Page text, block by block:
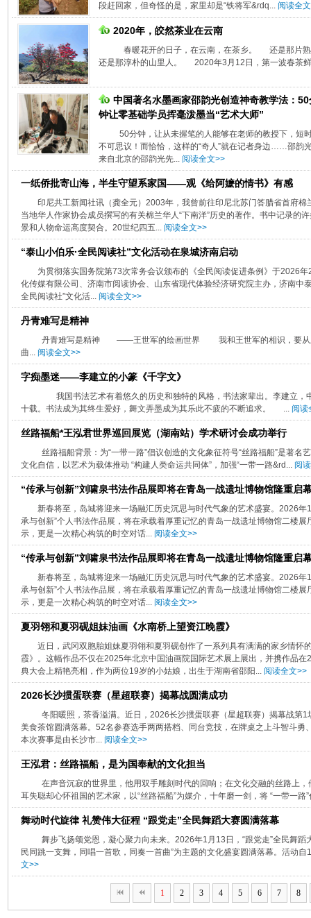
段赶回家，但奇怪的是，家里却是“铁将军&rdq... 阅读全
2020年，皎然茶业在云南
春暖花开的日子，在云南，在茶乡。 还是那片熟
还是那淳朴的山里人。 2020年3月12日，第一波春茶
中国著名水墨画家邵韵光创造神奇教学法：50
钟让零基础学员挥毫泼墨当“艺术大师”
50分钟，让从未握笔的人能够在老师的教授下，短
不可思议！而恰恰，这样的“奇人”就在记者身边……邵韵
来自北京的邵韵光先... 阅读全文>>
一纸侨批寄山海，半生守望系家国——观《给阿嬷的情书》有感
印尼共工新闻社讯（龚全元）2003年，我曾前往印尼北苏门答腊省首府
当地华人作家协会成员撰写的有关棉兰华人“下南洋”历史的著作。书中记录的
景和人物命运高度契合。20世纪四五... 阅读全文>>
“泰山小伯乐·全民阅读社”文化活动在泉城济南启动
为贯彻落实国务院第73次常务会议颁布的《全民阅读促进条例》于2026
化传媒有限公司、济南市阅读协会、山东省现代体验经济研究院主办，济南中
全民阅读社”文化活... 阅读全文>>
丹青难写是精神
丹青难写是精神 ——王世军的绘画世界 我和王世军的相识，要从上
曲... 阅读全文>>
字痴墨迷——李建立的小篆《千字文》
我国书法艺术有着悠久的历史和独特的风格，书法家辈出。李建立，
十载。书法成为其终生爱好，舞文弄墨成为其乐此不疲的不断追求。 ... 阅读
丝路福船*王泓君世界巡回展览（湖南站）学术研讨会成功举行
丝路福船背景：为“一带一路”倡议创造的文化象征符号“丝路福船”是著名
文化自信，以艺术为载体推动 “构建人类命运共同体”，加强“一带一路&rd... 阅
“传承与创新”刘啸泉书法作品展即将在青岛一战遗址博物馆隆重启
新春将至，岛城将迎来一场融汇历史沉思与时代气象的艺术盛宴。2026
承与创新”个人书法作品展，将在承载着厚重记忆的青岛一战遗址博物馆二楼
示，更是一次精心构筑的时空对话... 阅读全文>>
“传承与创新”刘啸泉书法作品展即将在青岛一战遗址博物馆隆重启
新春将至，岛城将迎来一场融汇历史沉思与时代气象的艺术盛宴。2026
承与创新”个人书法作品展，将在承载着厚重记忆的青岛一战遗址博物馆二楼
示，更是一次精心构筑的时空对话... 阅读全文>>
夏羽翎和夏羽砚姐妹油画《水南桥上望资江晚霞》
近日，武冈双胞胎姐妹夏羽翎和夏羽砚创作了一系列具有满满的家乡情怀
霞》。这幅作品不仅在2025年北京中国油画院国际艺术展上展出，并携作品
典大会上精艳亮相，作为两位19岁的小姑娘，出生于湖南省邵阳... 阅读全文>>
2026长沙掼蛋联赛（星超联赛）揭幕战圆满成功
冬阳暖照，茶香溢满。近日，2026长沙掼蛋联赛（星超联赛）揭幕战第1
美食茶馆圆满落幕。52名参赛选手两两搭档、同台竞技，在牌桌之上斗智斗勇
本次赛事是由长沙市... 阅读全文>>
王泓君：丝路福船，是为国奉献的文化担当
在声音沉寂的世界里，他用双手雕刻时代的回响；在文化交融的丝路上
耳失聪却心怀祖国的艺术家，以“丝路福船”为媒介，十年磨一剑，将 “一带一路
舞动时代旋律 礼赞伟大征程 “跟党走”全民舞蹈大赛圆满落幕
舞步飞扬颂党恩，凝心聚力向未来。2026年1月13日，“跟党走”全民舞
民同跳一支舞，同唱一首歌，同奏一首曲”为主题的文化盛宴圆满落幕。活动
文>>
1 2 3 4 5 6 7 8